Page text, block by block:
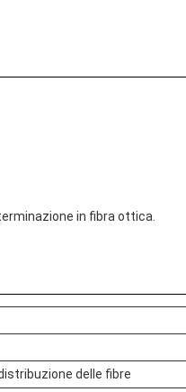
in fibra ottica.
delle fibre